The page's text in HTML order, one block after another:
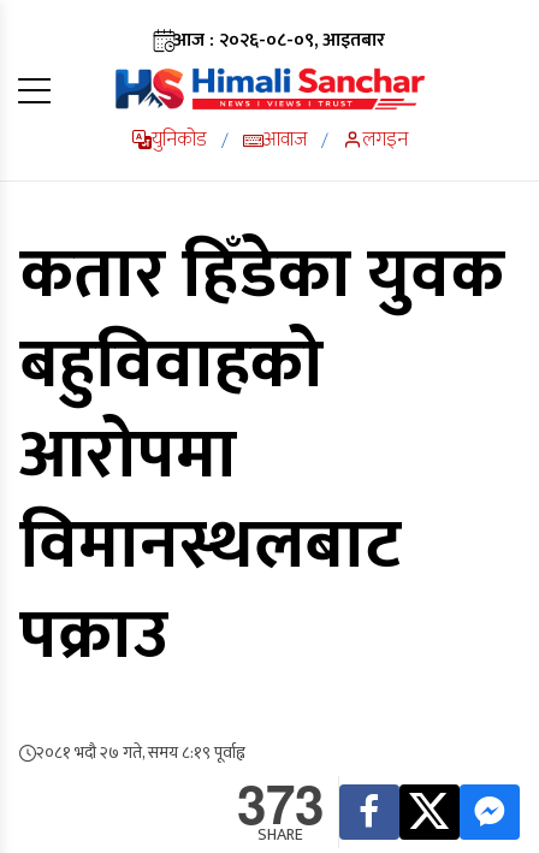
आज : २०२६-०८-०९, आइतबार
युनिकोड / आवाज / लगइन
कतार हिँडेका युवक
बहुविवाहको
आरोपमा
विमानस्थलबाट
पक्राउ
२०८१ भदौ २७ गते, समय ८:१९ पूर्वाह्न
373
SHARE